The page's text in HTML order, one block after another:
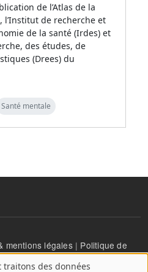
de l’Atlas de la
l’Institut de recherche et
de la santé (Irdes) et
des études, de
(Drees) du
Santé mentale
mentions légales| Politique de
traitons des données